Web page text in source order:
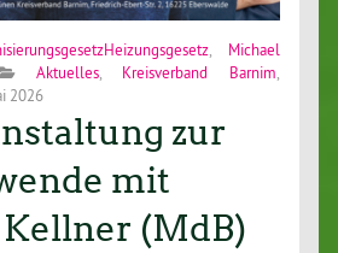
Michael
Aktuelles, Kreisverband Barnim
2026
zur
mit
(MdB)